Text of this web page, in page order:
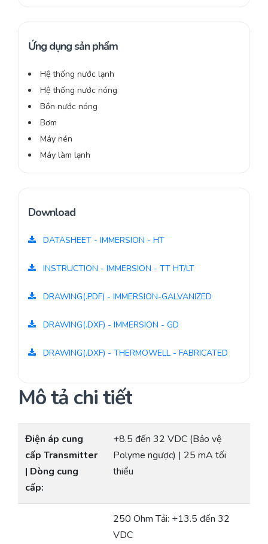
Ứng dụng sản phẩm
Hệ thống nước lạnh
Hệ thống nước nóng
Bồn nước nóng
Bơm
Máy nén
Máy làm lạnh
Download
DATASHEET - IMMERSION - HT
INSTRUCTION - IMMERSION - TT HT/LT
DRAWING(.PDF) - IMMERSION-GALVANIZED
DRAWING(.DXF) - IMMERSION - GD
DRAWING(.DXF) - THERMOWELL - FABRICATED
Mô tả chi tiết
Điện áp cung
cấp Transmitter
| Dòng cung
cấp:
+8.5 đến 32 VDC (Bảo vệ
Polyme ngược) | 25 mA tối
thiểu
250 Ohm Tải: +13.5 đến 32
VDC